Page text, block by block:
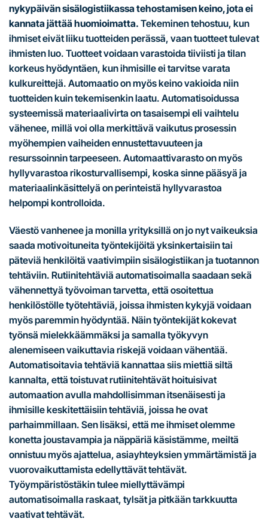
nykypäivän sisälogistiikassa tehostamisen keino, jota ei
kannata jättää huomioimatta. Tekeminen tehostuu, kun
ihmiset eivät liiku tuotteiden perässä, vaan tuotteet tulevat
ihmisten luo. Tuotteet voidaan varastoida tiiviisti ja tilan
korkeus hyödyntäen, kun ihmisille ei tarvitse varata
kulkureittejä. Automaatio on myös keino vakioida niin
tuotteiden kuin tekemisenkin laatu. Automatisoidussa
systeemissä materiaalivirta on tasaisempi eli vaihtelu
vähenee, millä voi olla merkittävä vaikutus prosessin
myöhempien vaiheiden ennustettavuuteen ja
resurssoinnin tarpeeseen. Automaattivarasto on myös
hyllyvarastoa rikosturvallisempi, koska sinne pääsyä ja
materiaalinkäsittelyä on perinteistä hyllyvarastoa
helpompi kontrolloida.
Väestö vanhenee ja monilla yrityksillä on jo nyt vaikeuksia
saada motivoituneita työntekijöitä yksinkertaisiin tai
päteviä henkilöitä vaativimpiin sisälogistiikan ja tuotannon
tehtäviin. Rutiinitehtäviä automatisoimalla saadaan sekä
vähennettyä työvoiman tarvetta, että osoitettua
henkilöstölle työtehtäviä, joissa ihmisten kykyjä voidaan
myös paremmin hyödyntää. Näin työntekijät kokevat
työnsä mielekkäämmäksi ja samalla työkyvyn
alenemiseen vaikuttavia riskejä voidaan vähentää.
Automatisoitavia tehtäviä kannattaa siis miettiä siltä
kannalta, että toistuvat rutiinitehtävät hoituisivat
automaation avulla mahdollisimman itsenäisesti ja
ihmisille keskitettäisiin tehtäviä, joissa he ovat
parhaimmillaan. Sen lisäksi, että me ihmiset olemme
konetta joustavampia ja näppäriä käsistämme, meiltä
onnistuu myös ajattelua, asiayhteyksien ymmärtämistä ja
vuorovaikuttamista edellyttävät tehtävät.
Työympäristöstäkin tulee miellyttävämpi
automatisoimalla raskaat, tylsät ja pitkään tarkkuutta
vaativat tehtävät.